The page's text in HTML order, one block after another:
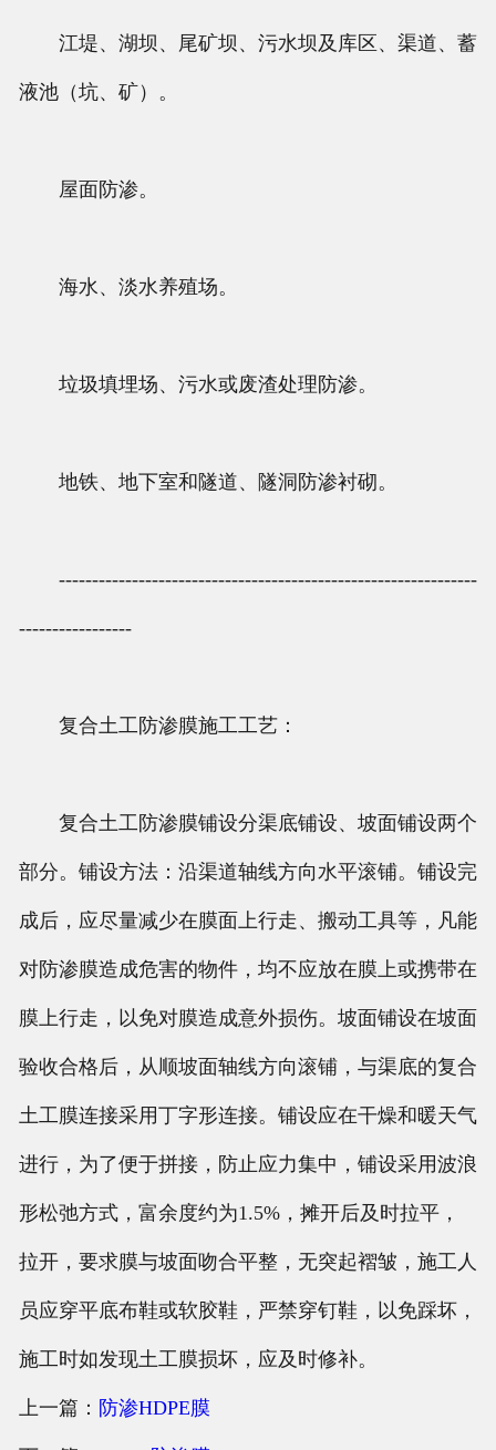
江堤、湖坝、尾矿坝、污水坝及库区、渠道、蓄
液池（坑、矿）。
屋面防渗。
海水、淡水养殖场。
垃圾填埋场、污水或废渣处理防渗。
地铁、地下室和隧道、隧洞防渗衬砌。
---------------------------------------------------------------
-----------------
复合土工防渗膜施工工艺：
复合土工防渗膜铺设分渠底铺设、坡面铺设两个
部分。铺设方法：沿渠道轴线方向水平滚铺。铺设完
成后，应尽量减少在膜面上行走、搬动工具等，凡能
对防渗膜造成危害的物件，均不应放在膜上或携带在
膜上行走，以免对膜造成意外损伤。坡面铺设在坡面
验收合格后，从顺坡面轴线方向滚铺，与渠底的复合
土工膜连接采用丁字形连接。铺设应在干燥和暖天气
进行，为了便于拼接，防止应力集中，铺设采用波浪
形松弛方式，富余度约为1.5%，摊开后及时拉平，
拉开，要求膜与坡面吻合平整，无突起褶皱，施工人
员应穿平底布鞋或软胶鞋，严禁穿钉鞋，以免踩坏，
施工时如发现土工膜损坏，应及时修补。
上一篇： 防渗HDPE膜